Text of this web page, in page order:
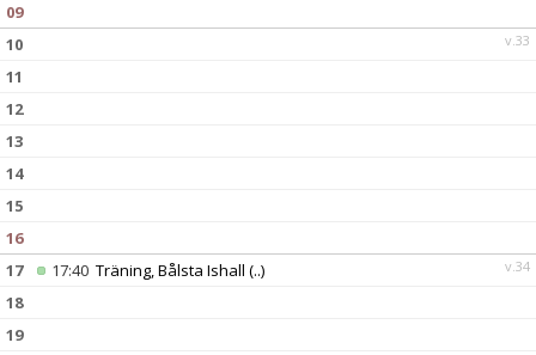
09
v.33
10
11
12
13
14
15
16
v.34
17 17:40 Träning, Bålsta Ishall (..)
18
19